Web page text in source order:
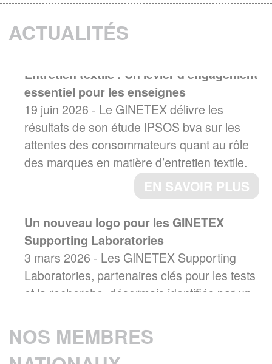
ACTUALITÉS
Entretien textile : Un levier d'engagement
essentiel pour les enseignes
19 juin 2026 - Le GINETEX délivre les
résultats de son étude IPSOS bva sur les
attentes des consommateurs quant au rôle
des marques en matière d’entretien textile.
EN SAVOIR PLUS
Un nouveau logo pour les GINETEX
Supporting Laboratories
3 mars 2026 - Les GINETEX Supporting
Laboratories, partenaires clés pour les tests
et la recherche, désormais identifiés par un
EN SAVOIR PLUS
NOS MEMBRES